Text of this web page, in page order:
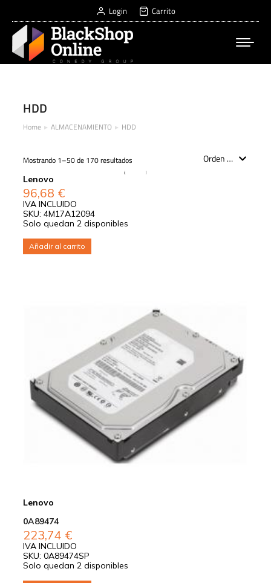
Login Carrito
HDD
You are here:
Home ALMACENAMIENTO HDD
Mostrando 1–50 de 170 resultados
Lenovo
96,68 €
IVA INCLUIDO
SKU: 4M17A12094
Solo quedan 2 disponibles
Añadir al carrito
Lenovo
0A89474
223,74 €
IVA INCLUIDO
SKU: 0A89474SP
Solo quedan 2 disponibles